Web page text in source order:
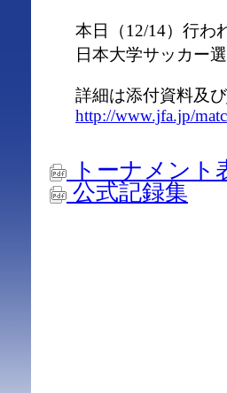
本日（12/14）行わ
日本大学サッカー
詳細は添付資料及
http://www.jfa.jp/
トーナメント
公式記録集